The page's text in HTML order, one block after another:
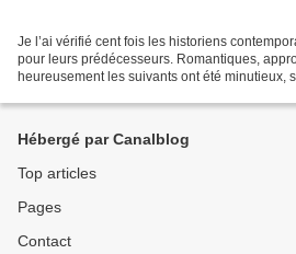
Je l’ai vérifié cent fois les historiens
pour leurs prédécesseurs. Romantiques,
heureusement les suivants ont été minutieux,
Hébergé par Canalblog
Top articles
Pages
Contact